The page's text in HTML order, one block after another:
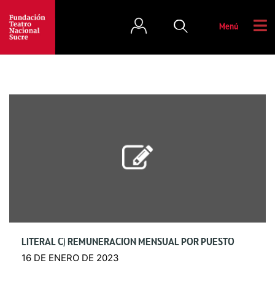
Menú
LITERAL C) REMUNERACIÓN MENSUAL POR PUESTO
16 DE ENERO DE 2023